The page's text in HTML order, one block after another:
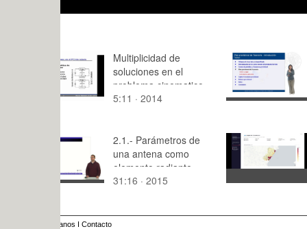
Multiplicidad de
soluciones en el
problema cinematico
inverso de robots
5:11 · 2014 2:53 · 2005
2.1.- Parámetros de
una antena como
elemento radiante
31:16 · 2015
Datos:
3:29 · 2026